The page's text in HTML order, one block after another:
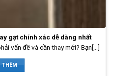
gạt chính xác dễ dàng nhất
vấn đề và cần thay mới? Bạn[...]
THÊM